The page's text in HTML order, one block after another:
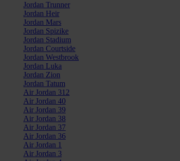
Jordan Trunner
Jordan Heir
Jordan Mars
Jordan Spizike
Jordan Stadium
Jordan Courtside
Jordan Westbrook
Jordan Luka
Jordan Zion
Jordan Tatum
Air Jordan 312
Air Jordan 40
Air Jordan 39
Air Jordan 38
Air Jordan 37
Air Jordan 36
Air Jordan 1
Air Jordan 3